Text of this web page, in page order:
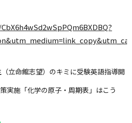
立命館志望）のキミに受験英語指導開
実施「化学の原子・周期表」はこう